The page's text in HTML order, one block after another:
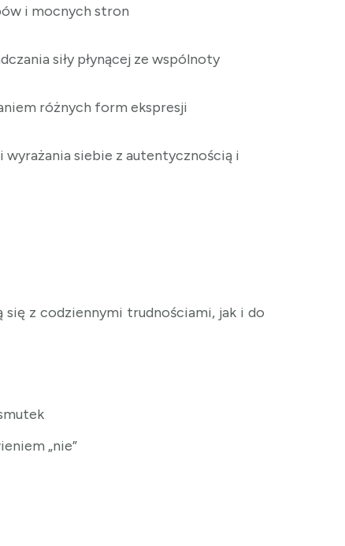
i mocnych stron
siły płynącej ze wspólnoty
różnych form ekspresji
siebie z autentycznością i
z codziennymi trudnościami, jak i do
„nie”